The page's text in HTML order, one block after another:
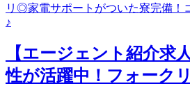
【エージェント紹介求
性が活躍中！フォーク